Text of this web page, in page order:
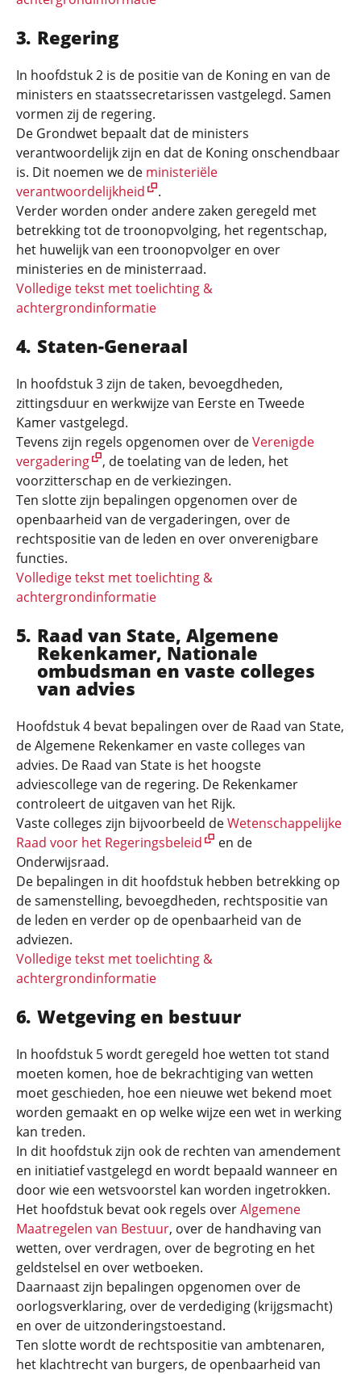
Regering
In hoofdstuk 2 is de positie van de Koning en van de
ministers en staatssecretarissen vastgelegd. Samen
vormen zij de regering.
De Grondwet bepaalt dat de ministers
verantwoordelijk zijn en dat de Koning onschendbaar
is. Dit noemen we de ministeriële
verantwoordelijkheid
.
Verder worden onder andere zaken geregeld met
betrekking tot de troonopvolging, het regentschap,
het huwelijk van een troonopvolger en over
ministeries en de ministerraad.
Volledige tekst met toelichting &
achtergrondinformatie
Staten-Generaal
In hoofdstuk 3 zijn de taken, bevoegdheden,
zittingsduur en werkwijze van Eerste en Tweede
Kamer vastgelegd.
Tevens zijn regels opgenomen over deVerenigde
vergadering
, de toelating van de leden, het
voorzitterschap en de verkiezingen.
Ten slotte zijn bepalingen opgenomen over de
openbaarheid van de vergaderingen, over de
rechtspositie van de leden en over onverenigbare
functies.
Volledige tekst met toelichting &
achtergrondinformatie
Raad van State, Algemene
Rekenkamer, Nationale
ombudsman en vaste colleges
van advies
Hoofdstuk 4 bevat bepalingen over de Raad van State,
de Algemene Rekenkamer en vaste colleges van
advies. De Raad van State is het hoogste
adviescollege van de regering. De Rekenkamer
controleert de uitgaven van het Rijk.
Vaste colleges zijn bijvoorbeeld deWetenschappelijke
Raad voor het Regeringsbeleid
en de
Onderwijsraad.
De bepalingen in dit hoofdstuk hebben betrekking op
de samenstelling, bevoegdheden, rechtspositie van
de leden en verder op de openbaarheid van de
adviezen.
Volledige tekst met toelichting &
achtergrondinformatie
Wetgeving en bestuur
In hoofdstuk 5 wordt geregeld hoe wetten tot stand
moeten komen, hoe de bekrachtiging van wetten
moet geschieden, hoe een nieuwe wet bekend moet
worden gemaakt en op welke wijze een wet in werking
kan treden.
In dit hoofdstuk zijn ook de rechten van amendement
en initiatief vastgelegd en wordt bepaald wanneer en
door wie een wetsvoorstel kan worden ingetrokken.
Het hoofdstuk bevat ook regels overAlgemene
Maatregelen van Bestuur, over de handhaving van
wetten, over verdragen, over de begroting en het
geldstelsel en over wetboeken.
Daarnaast zijn bepalingen opgenomen over de
oorlogsverklaring, over de verdediging (krijgsmacht)
en over de uitzonderingstoestand.
Ten slotte wordt de rechtspositie van ambtenaren,
het klachtrecht van burgers, de openbaarheid van